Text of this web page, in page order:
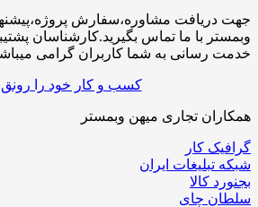
جهت دریافت مشاوره،سفارش پروژه،پیشنهاد
خدمت رسانی به شما کاربران گرامی
کسب و کار خود را رونق
همکاران تجاری میهن وبمستر
گرافیک کار
شبکه تبلیغات ایران
بجنورد کالا
سلطان چای